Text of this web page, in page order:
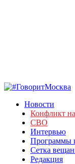
Новости
Конфликт
СВО
Интервью
Программы
Сетка
Редакция